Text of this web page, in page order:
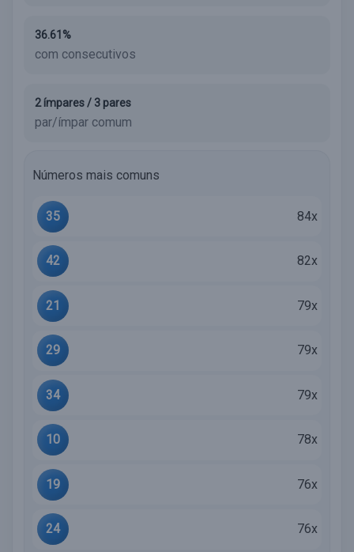
36.61%
com consecutivos
2 ímpares / 3 pares
par/ímpar comum
Números mais comuns
35 84x
42 82x
21 79x
29 79x
34 79x
10 78x
19 76x
24 76x